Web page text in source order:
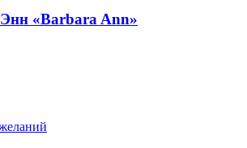
«Barbara Ann»